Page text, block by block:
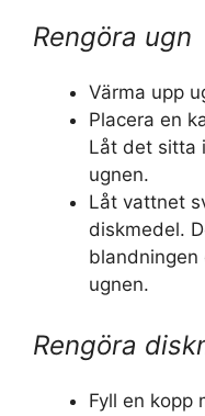
Rengöra ugn
Värma upp
Placera en
Låt det sitta
ugnen.
Låt vattnet
diskmedel.
blandningen
ugnen.
Rengöra
Fyll en kopp